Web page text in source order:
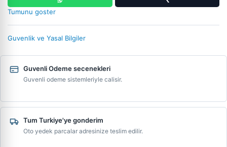
Tumunu goster
Guvenlik ve Yasal Bilgiler
Guvenli Odeme secenekleri
Guvenli odeme sistemleriyle calisir.
Tum Turkiye'ye gonderim
Oto yedek parcalar adresinize teslim edilir.